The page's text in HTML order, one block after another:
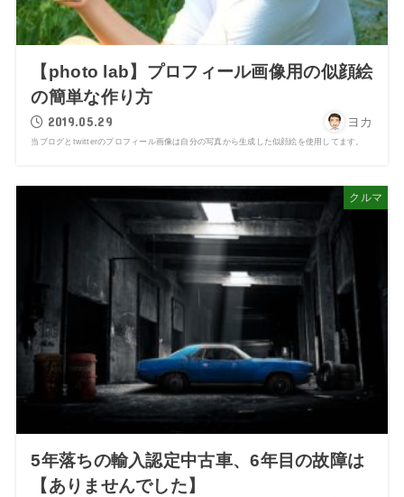
【photo lab】プロフィール画像用の似顔絵
の簡単な作り方
2019.05.29 ヨカ
当ブログとtwitterのプロフィール画像は自分の写真から生成した似顔絵を使用してます。
クルマ
5年落ちの輸入認定中古車、6年目の故障は
【ありませんでした】